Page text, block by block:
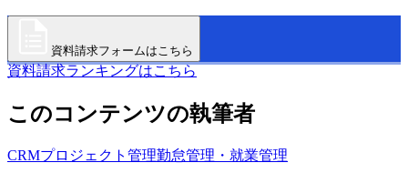
資料請求フォームはこちら
資料請求ランキングはこちら
このコンテンツの執筆者
CRMプロジェクト管理勤怠管理・就業管理